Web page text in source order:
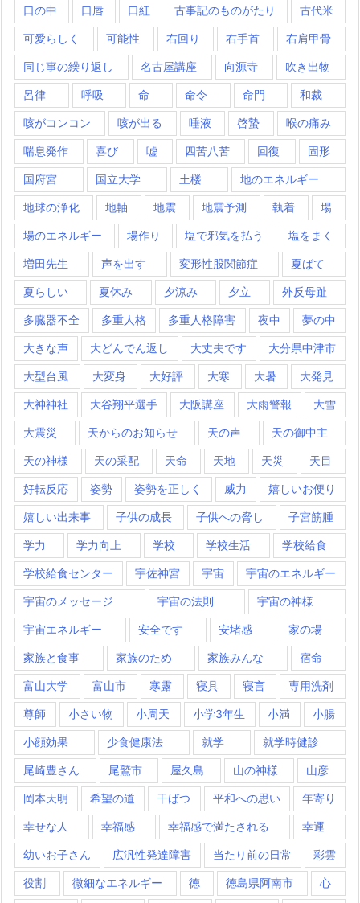
口の中 口唇 口紅 古事記のものがたり 古代米
可愛らしく 可能性 右回り 右手首 右肩甲骨
同じ事の繰り返し 名古屋講座 向源寺 吹き出物
呂律 呼吸 命 命令 命門 和裁
咳がコンコン 咳が出る 唾液 啓蟄 喉の痛み
喘息発作 喜び 嘘 四苦八苦 回復 固形
国府宮 国立大学 土楼 地のエネルギー
地球の浄化 地軸 地震 地震予測 執着 場
場のエネルギー 場作り 塩で邪気を払う 塩をまく
増田先生 声を出す 変形性股関節症 夏ばて
夏らしい 夏休み 夕涼み 夕立 外反母趾
多臓器不全 多重人格 多重人格障害 夜中 夢の中
大きな声 大どんでん返し 大丈夫です 大分県中津市
大型台風 大変身 大好評 大寒 大暑 大発見
大神神社 大谷翔平選手 大阪講座 大雨警報 大雪
大震災 天からのお知らせ 天の声 天の御中主
天の神様 天の采配 天命 天地 天災 天目
好転反応 姿勢 姿勢を正しく 威力 嬉しいお便り
嬉しい出来事 子供の成長 子供への脅し 子宮筋腫
学力 学力向上 学校 学校生活 学校給食
学校給食センター 宇佐神宮 宇宙 宇宙のエネルギー
宇宙のメッセージ 宇宙の法則 宇宙の神様
宇宙エネルギー 安全です 安堵感 家の場
家族と食事 家族のため 家族みんな 宿命
富山大学 富山市 寒露 寝具 寝言 専用洗剤
尊師 小さい物 小周天 小学3年生 小満 小腸
小顔効果 少食健康法 就学 就学時健診
尾崎豊さん 尾鷲市 屋久島 山の神様 山彦
岡本天明 希望の道 干ばつ 平和への思い 年寄り
幸せな人 幸福感 幸福感で満たされる 幸運
幼いお子さん 広汎性発達障害 当たり前の日常 彩雲
役割 微細なエネルギー 徳 徳島県阿南市 心